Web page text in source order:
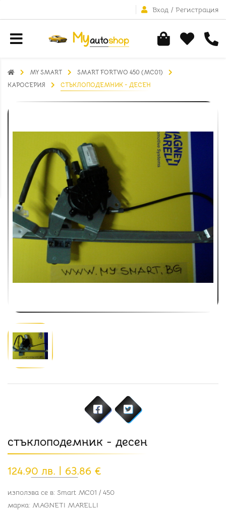
Вход / Регистрация
MY SMART
SMART FORTWO 450 (MC01)
КАРОСЕРИЯ
СТЪКЛОПОДЕМНИК - ДЕСЕН
стъклоподемник - десен
124.90 лв. | 63.86 €
използва се в: Smart MC01 / 450
марка: MAGNETI MARELLI